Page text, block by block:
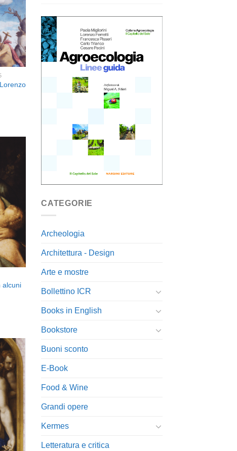
lista
dei
alcuni
lista
dei
CATEGORIE
Archeologia
Architettura - Design
Arte e mostre
Bollettino ICR
Books in English
Bookstore
Buoni sconto
E-Book
Food & Wine
Grandi opere
Kermes
Letteratura e critica